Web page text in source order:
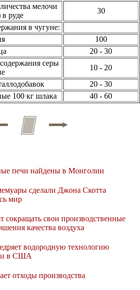
мелочи
руде
30
в чугуне:
100
20 - 30
серы
10 - 20
20 - 30
100 кг шлака
40 - 60
печи найдены в Монголии
сделали Джона Скотта
мир
сокращать свои производственные
качества воздуха
водородную технологию
в США
отходы производства